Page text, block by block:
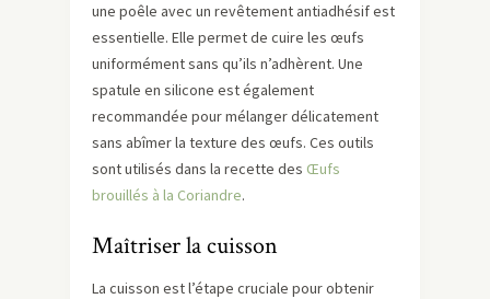
une poêle avec un revêtement antiadhésif est
essentielle. Elle permet de cuire les œufs
uniformément sans qu’ils n’adhèrent. Une
spatule en silicone est également
recommandée pour mélanger délicatement
sans abîmer la texture des œufs. Ces outils
sont utilisés dans la recette des Œufs
brouillés à la Coriandre.
Maîtriser la cuisson
La cuisson est l’étape cruciale pour obtenir